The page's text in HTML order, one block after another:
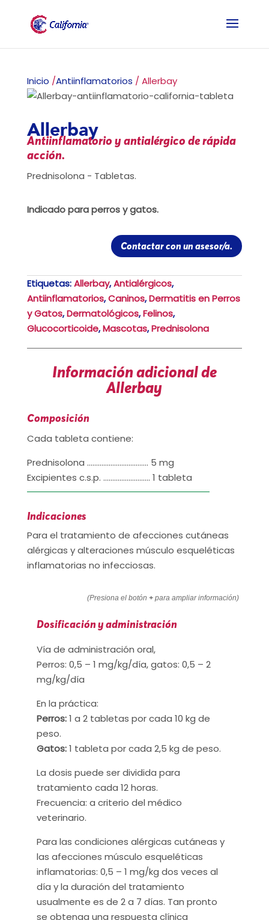
Inicio /Antiinflamatorios / Allerbay
Allerbay
Antiinflamatorio y antialérgico de rápida
acción.
Prednisolona - Tabletas.
Indicado para perros y gatos.
Contactar con un asesor/a.
Etiquetas:Allerbay,Antialérgicos,
Antiinflamatorios,Caninos,Dermatitis en Perros
y Gatos,Dermatológicos,Felinos,
Glucocorticoide,Mascotas,Prednisolona
Información adicional de
Allerbay
Composición
Cada tableta contiene:
Prednisolona ……………………………. 5 mg
Excipientes c.s.p. …………………….. 1 tableta
Indicaciones
Para el tratamiento de afecciones cutáneas
alérgicas y alteraciones músculo esqueléticas
inflamatorias no infecciosas.
(Presiona el botón+ para ampliar información)
Dosificación y administración
Vía de administración oral,
Perros: 0,5 – 1 mg/kg/día, gatos: 0,5 – 2
mg/kg/día
En la práctica:
Perros:1 a 2 tabletas por cada 10 kg de
peso.
Gatos:1 tableta por cada 2,5 kg de peso.
La dosis puede ser dividida para
tratamiento cada 12 horas.
Frecuencia: a criterio del médico
veterinario.
Para las condiciones alérgicas cutáneas y
las afecciones músculo esqueléticas
inflamatorias: 0,5 – 1 mg/kg dos veces al
día y la duración del tratamiento
usualmente es de 2 a 7 días. Tan pronto
se obtenga una respuesta clínica